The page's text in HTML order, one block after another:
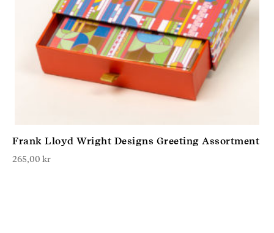
Frank Lloyd Wright Designs Greeting Assortment
265,00 kr